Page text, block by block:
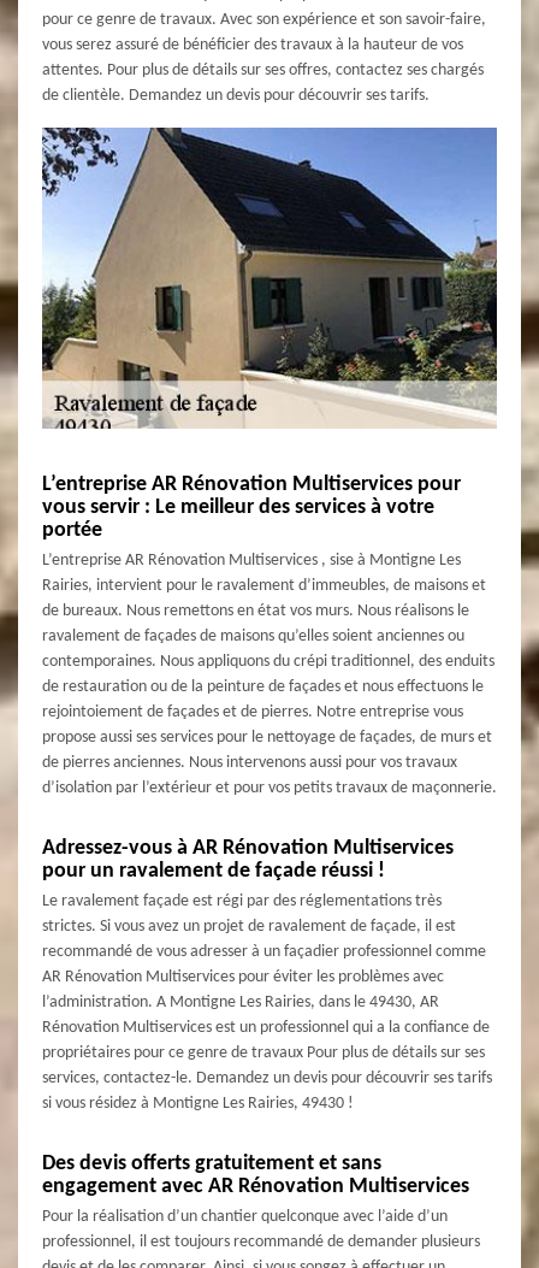
pour ce genre de travaux. Avec son expérience et son savoir-faire,
vous serez assuré de bénéficier des travaux à la hauteur de vos
attentes. Pour plus de détails sur ses offres, contactez ses chargés
de clientèle. Demandez un devis pour découvrir ses tarifs.
L’entreprise AR Rénovation Multiservices pour
vous servir : Le meilleur des services à votre
portée
L’entreprise AR Rénovation Multiservices , sise à Montigne Les
Rairies, intervient pour le ravalement d’immeubles, de maisons et
de bureaux. Nous remettons en état vos murs. Nous réalisons le
ravalement de façades de maisons qu’elles soient anciennes ou
contemporaines. Nous appliquons du crépi traditionnel, des enduits
de restauration ou de la peinture de façades et nous effectuons le
rejointoiement de façades et de pierres. Notre entreprise vous
propose aussi ses services pour le nettoyage de façades, de murs et
de pierres anciennes. Nous intervenons aussi pour vos travaux
d’isolation par l’extérieur et pour vos petits travaux de maçonnerie.
Adressez-vous à AR Rénovation Multiservices
pour un ravalement de façade réussi !
Le ravalement façade est régi par des réglementations très
strictes. Si vous avez un projet de ravalement de façade, il est
recommandé de vous adresser à un façadier professionnel comme
AR Rénovation Multiservices pour éviter les problèmes avec
l’administration. A Montigne Les Rairies, dans le 49430, AR
Rénovation Multiservices est un professionnel qui a la confiance de
propriétaires pour ce genre de travaux Pour plus de détails sur ses
services, contactez-le. Demandez un devis pour découvrir ses tarifs
si vous résidez à Montigne Les Rairies, 49430 !
Des devis offerts gratuitement et sans
engagement avec AR Rénovation Multiservices
Pour la réalisation d’un chantier quelconque avec l’aide d’un
professionnel, il est toujours recommandé de demander plusieurs